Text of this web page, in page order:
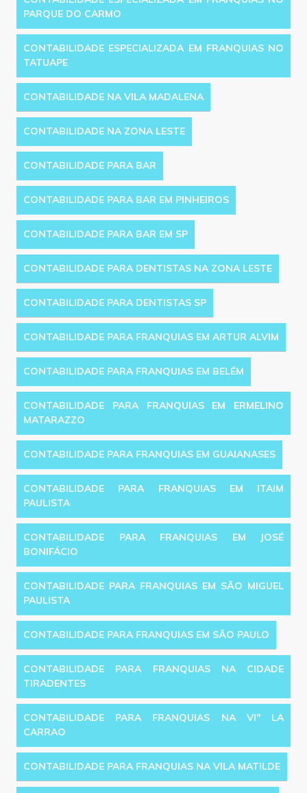
PARQUE DO CARMO
CONTABILIDADE ESPECIALIZADA EM FRANQUIAS NO
TATUAPE
CONTABILIDADE NA VILA MADALENA
CONTABILIDADE NA ZONA LESTE
CONTABILIDADE PARA BAR
CONTABILIDADE PARA BAR EM PINHEIROS
CONTABILIDADE PARA BAR EM SP
CONTABILIDADE PARA DENTISTAS NA ZONA LESTE
CONTABILIDADE PARA DENTISTAS SP
CONTABILIDADE PARA FRANQUIAS EM ARTUR ALVIM
CONTABILIDADE PARA FRANQUIAS EM BELÉM
CONTABILIDADE PARA FRANQUIAS EM ERMELINO
MATARAZZO
CONTABILIDADE PARA FRANQUIAS EM GUAIANASES
CONTABILIDADE PARA FRANQUIAS EM ITAIM
PAULISTA
CONTABILIDADE PARA FRANQUIAS EM JOSÉ
BONIFÁCIO
CONTABILIDADE PARA FRANQUIAS EM SÃO MIGUEL
PAULISTA
CONTABILIDADE PARA FRANQUIAS EM SÃO PAULO
CONTABILIDADE PARA FRANQUIAS NA CIDADE
TIRADENTES
CONTABILIDADE PARA FRANQUIAS NA VI'' LA
CARRAO
CONTABILIDADE PARA FRANQUIAS NA VILA MATILDE